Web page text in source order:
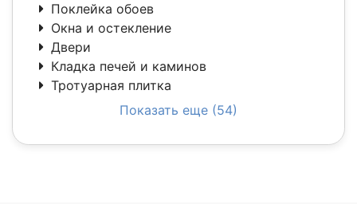
Поклейка обоев
Окна и остекление
Двери
Кладка печей и каминов
Тротуарная плитка
Показать еще (54)